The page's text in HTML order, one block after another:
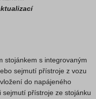
stojánkem s integrovaným
sejmutí přístroje z vozu
do napájeného
přístroje ze stojánku